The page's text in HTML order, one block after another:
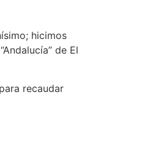
hicimos
de El
recaudar